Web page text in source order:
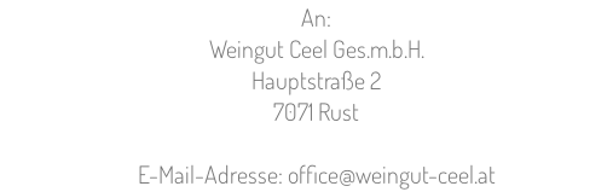
An:
Weingut Ceel Ges.m.b.H.
Hauptstraße 2
7071 Rust
E-Mail-Adresse: office@weingut-ceel.at